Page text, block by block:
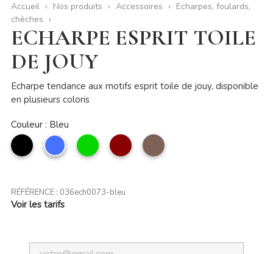
Accueil Nos produits Accessoires
Echarpes, foulards,
chèches
ECHARPE ESPRIT TOILE
DE JOUY
Echarpe tendance aux motifs esprit toile de jouy, disponible
en plusieurs coloris
Couleur : Bleu
noir Bleu Vert
Rouge
foncé
taupe
RÉFÉRENCE : 036ech0073-bleu
Voir les tarifs